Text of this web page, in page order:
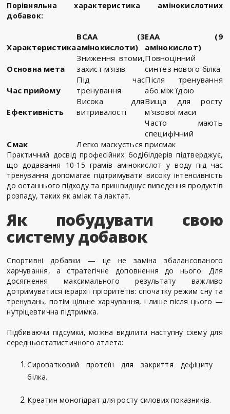
Порівняльна характеристика амінокислотних
добавок:
Характеристика
BCAA (3
амінокислоти)
EAA (9
амінокислот)
Основна мета
Зниження втоми,
захист м'язів
Повноцінний
синтез нового білка
Час прийому
Під час
тренування
Після тренування
або між їдою
Ефективність
Висока для
витривалості
Вища для росту
м'язової маси
Смак Легко маскується
Часто мають
специфічний
присмак
Практичний досвід професійних бодібілдерів підтверджує,
що додавання 10-15 грамів амінокислот у воду під час
тренування допомагає підтримувати високу інтенсивність
до останнього підходу та пришвидшує виведення продуктів
розпаду, таких як аміак та лактат.
Як побудувати свою
систему добавок
Спортивні добавки — це не заміна збалансованого
харчування, а стратегічне доповнення до нього. Для
досягнення максимального результату важливо
дотримуватися ієрархії пріоритетів: спочатку режим сну та
тренувань, потім цільне харчування, і лише після цього —
нутріцевтична підтримка.
Підбиваючи підсумки, можна виділити наступну схему для
середньостатистичного атлета:
Сироватковий протеїн для закриття дефіциту
білка.
Креатин моногідрат для росту силових показників.